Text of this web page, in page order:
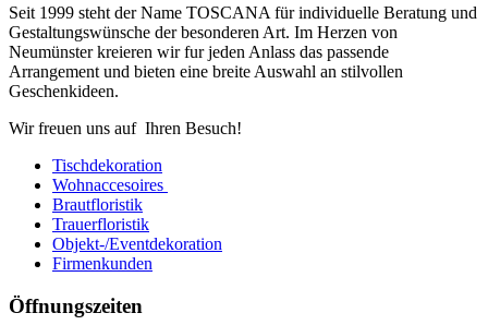
Seit 1999 steht der Name TOSCANA für individuelle Beratung und
Gestaltungswünsche der besonderen Art. Im Herzen von
Neumünster kreieren wir fur jeden Anlass das passende
Arrangement und bieten eine breite Auswahl an stilvollen
Geschenkideen.
Wir freuen uns auf Ihren Besuch!
Tischdekoration
Wohnaccesoires
Brautfloristik
Trauerfloristik
Objekt-/Eventdekoration
Firmenkunden
Öffnungszeiten